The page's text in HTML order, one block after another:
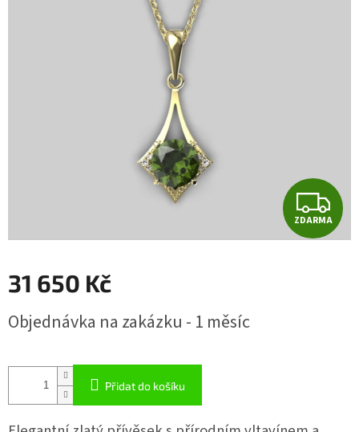
Z
D
ZDARMA
31 650 Kč
cena:
Objednávka na zakázku - 1 měsíc
Přidat do košíku